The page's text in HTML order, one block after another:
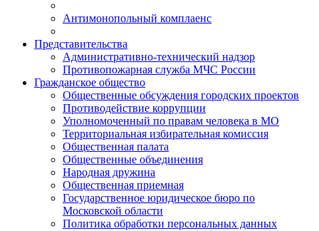
Антимонопольный комплаенс
Представительства
Административно-технический надзор
Противопожарная служба МЧС России
Гражданское общество
Общественные обсуждения городских проектов
Противодействие коррупции
Уполномоченный по правам человека в МО
Территориальная избирательная комиссия
Общественная палата
Общественные объединения
Народная дружина
Общественная приемная
Государственное юридическое бюро по
Московской области
Политика обработки персональных данных